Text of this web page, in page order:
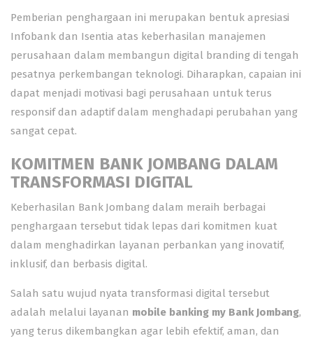
Pemberian penghargaan ini merupakan bentuk apresiasi
Infobank dan Isentia atas keberhasilan manajemen
perusahaan dalam membangun digital branding di tengah
pesatnya perkembangan teknologi. Diharapkan, capaian ini
dapat menjadi motivasi bagi perusahaan untuk terus
responsif dan adaptif dalam menghadapi perubahan yang
sangat cepat.
KOMITMEN BANK JOMBANG DALAM
TRANSFORMASI DIGITAL
Keberhasilan Bank Jombang dalam meraih berbagai
penghargaan tersebut tidak lepas dari komitmen kuat
dalam menghadirkan layanan perbankan yang inovatif,
inklusif, dan berbasis digital.
Salah satu wujud nyata transformasi digital tersebut
adalah melalui layanan mobile banking my Bank Jombang,
yang terus dikembangkan agar lebih efektif, aman, dan